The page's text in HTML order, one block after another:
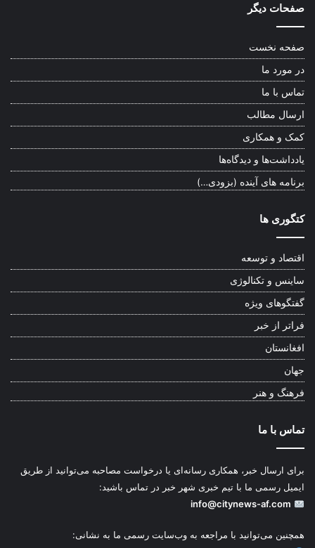
صفحات دیگر
صفحه نخست
در مورد ما
تماس با ما
ارسال مطالب
کمک و همکاری
یادداشت‌ها و دیدگاه‌ها
برنامه های آینده (بزودی…)
کتگوری ها
اقتصاد و توسعه
ساینس و تکنالوژی
گفتگوهای ویژه
فراتر از خبر
افغانستان
جهان
فرهنگ و هنر
تماس با ما
برای ارسال خبر، همکاری رسانه‌ای یا درخواست مصاحبه می‌توانید از طریق
ایمیل رسمی ما با تیم خبری شهر خبر در تماس باشید:
info@citynews-af.com
همچنین می‌توانید با مراجعه به وب‌سایت رسمی ما به نشانی: